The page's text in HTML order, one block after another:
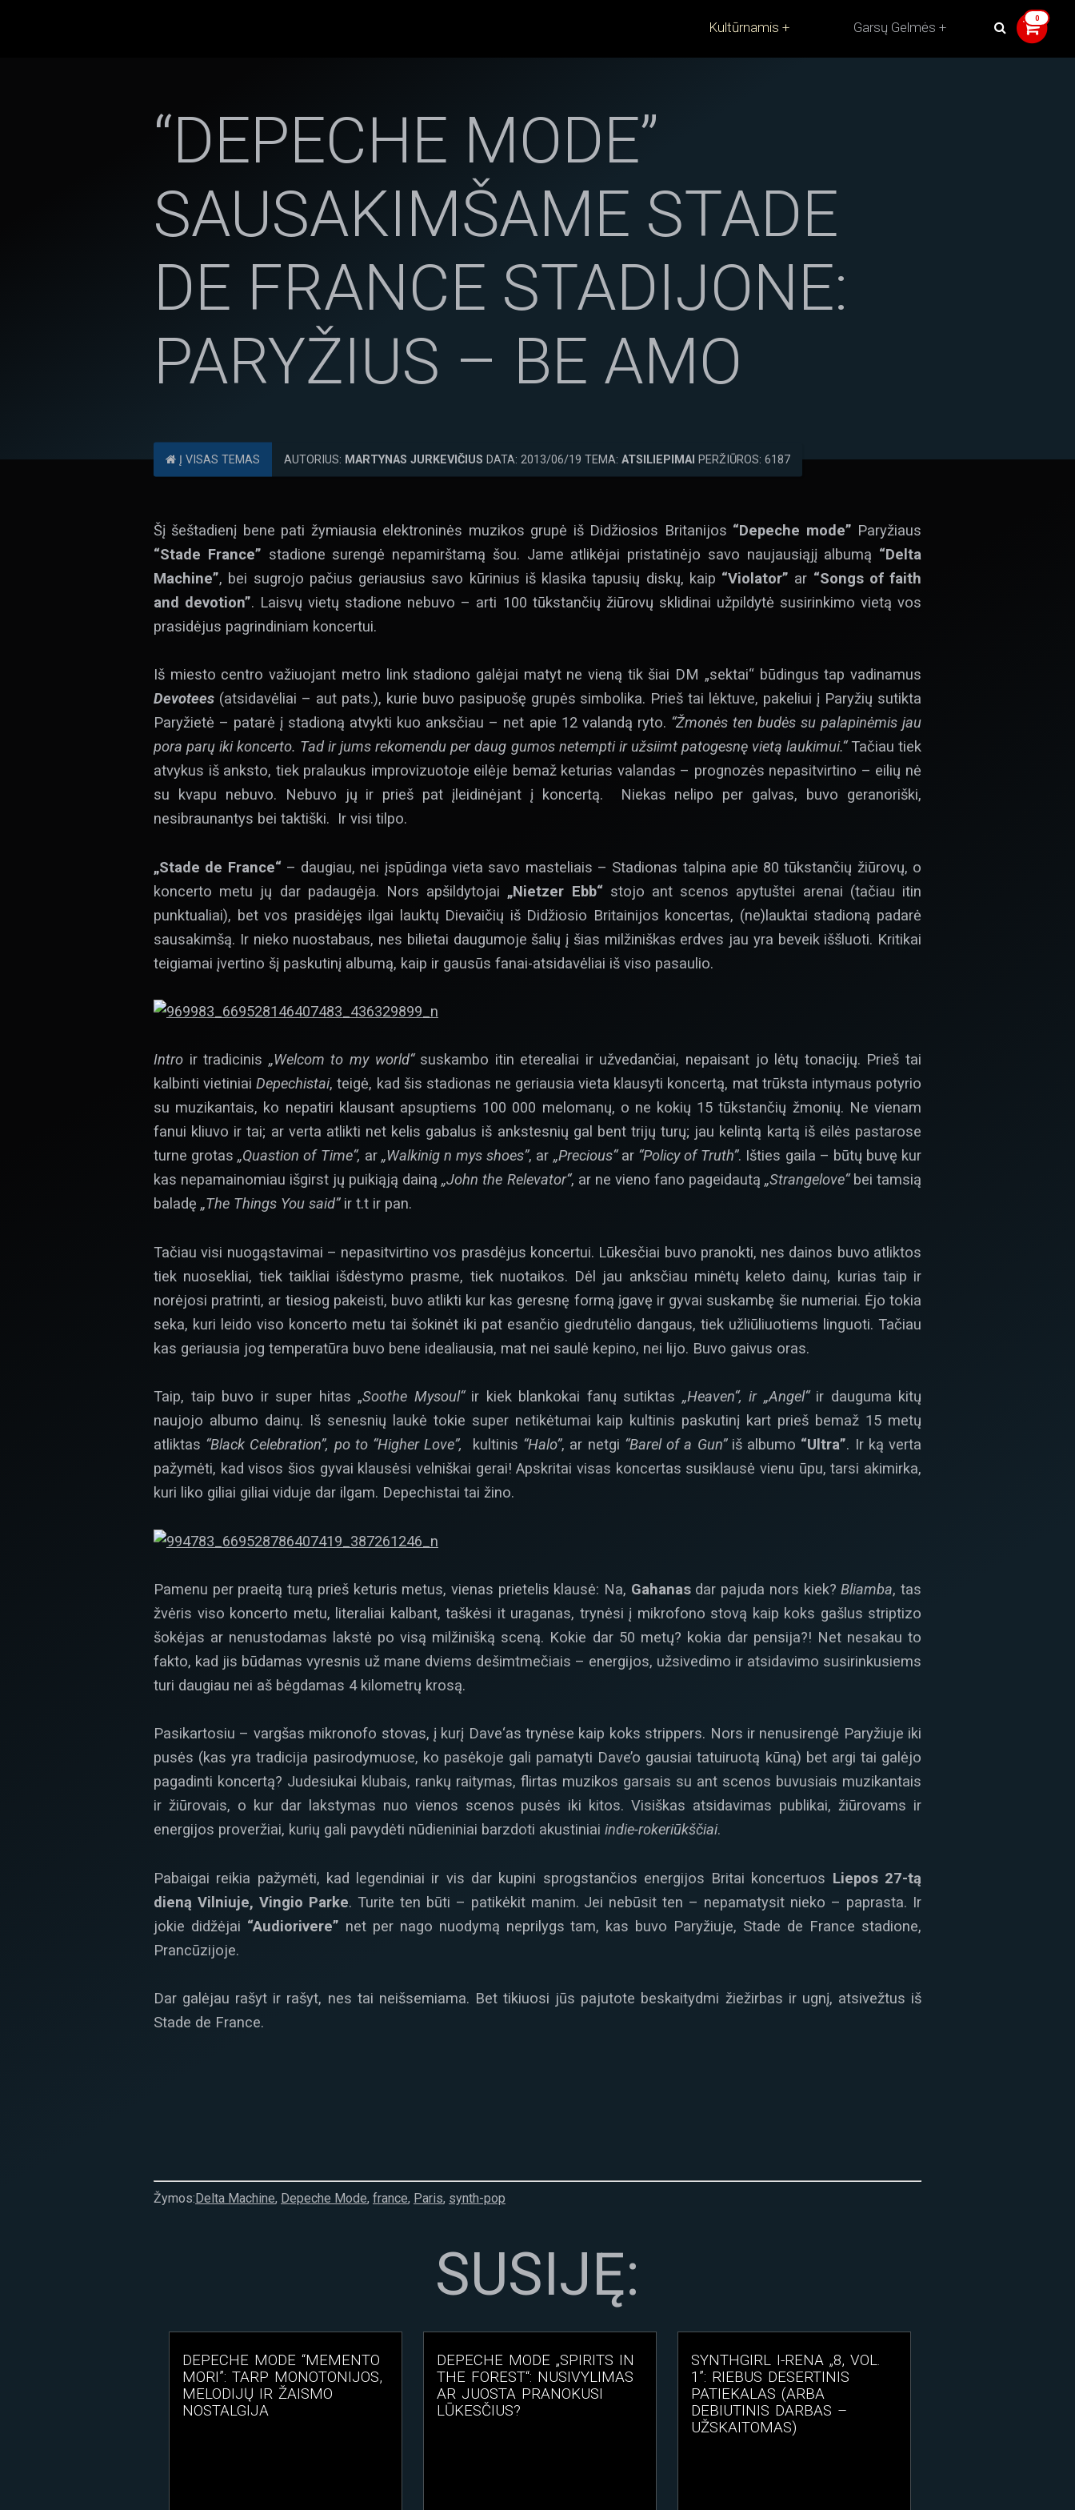
Kultūrnamis Garsų Gelmės
“DEPECHE MODE”
SAUSAKIMŠAME STADE
DE FRANCE STADIJONE:
PARYŽIUS – BE AMO
Į VISAS TEMAS AUTORIUS: MARTYNAS JURKEVIČIUS DATA: 2013/06/19 TEMA: ATSILIEPIMAI PERŽIŪROS: 6187
Šį šeštadienį bene pati žymiausia elektroninės muzikos grupė iš Didžiosios Britanijos “Depeche mode” Paryžiaus
“Stade France” stadione surengė nepamirštamą šou. Jame atlikėjai pristatinėjo savo naujausiąjį albumą “Delta
Machine”, bei sugrojo pačius geriausius savo kūrinius iš klasika tapusių diskų, kaip “Violator” ar “Songs of faith
and devotion”. Laisvų vietų stadione nebuvo – arti 100 tūkstančių žiūrovų sklidinai užpildytė susirinkimo vietą vos
prasidėjus pagrindiniam koncertui.
Iš miesto centro važiuojant metro link stadiono galėjai matyt ne vieną tik šiai DM „sektai“ būdingus tap vadinamus
Devotees (atsidavėliai – aut pats.), kurie buvo pasipuošę grupės simbolika. Prieš tai lėktuve, pakeliui į Paryžių sutikta
Paryžietė – patarė į stadioną atvykti kuo anksčiau – net apie 12 valandą ryto. “Žmonės ten budės su palapinėmis jau
pora parų iki koncerto. Tad ir jums rekomendu per daug gumos netempti ir užsiimt patogesnę vietą laukimui.“Tačiau tiek
atvykus iš anksto, tiek pralaukus improvizuotoje eilėje bemaž keturias valandas – prognozės nepasitvirtino – eilių nė
su kvapu nebuvo. Nebuvo jų ir prieš pat įleidinėjant į koncertą. Niekas nelipo per galvas, buvo geranoriški,
nesibraunantys bei taktiški. Ir visi tilpo.
„Stade de France“– daugiau, nei įspūdinga vieta savo masteliais – Stadionas talpina apie 80 tūkstančių žiūrovų, o
koncerto metu jų dar padaugėja. Nors apšildytojai „Nietzer Ebb“stojo ant scenos apytuštei arenai (tačiau itin
punktualiai), bet vos prasidėjęs ilgai lauktų Dievaičių iš Didžiosio Britainijos koncertas, (ne)lauktai stadioną padarė
sausakimšą. Ir nieko nuostabaus, nes bilietai daugumoje šalių į šias milžiniškas erdves jau yra beveik iššluoti. Kritikai
teigiamai įvertino šį paskutinį albumą, kaip ir gausūs fanai-atsidavėliai iš viso pasaulio.
Intro ir tradicinis „Welcom to my world“suskambo itin eterealiai ir užvedančiai, nepaisant jo lėtų tonacijų. Prieš tai
kalbinti vietiniaiDepechistai, teigė, kad šis stadionas ne geriausia vieta klausyti koncertą, mat trūksta intymaus potyrio
su muzikantais, ko nepatiri klausant apsuptiems 100 000 melomanų, o ne kokių 15 tūkstančių žmonių. Ne vienam
fanui kliuvo ir tai; ar verta atlikti net kelis gabalus iš ankstesnių gal bent trijų turų; jau kelintą kartą iš eilės pastarose
turne grotas„Quastion of Time“, ar „Walkinig n mys shoes”, ar „Precious“ar “Policy of Truth”. Išties gaila – būtų buvę kur
kas nepamainomiau išgirst jų puikiąją dainą„John the Relevator“, ar ne vieno fano pageidautą „Strangelove“bei tamsią
baladę „The Things You said”ir t.t ir pan.
Tačiau visi nuogąstavimai – nepasitvirtino vos prasdėjus koncertui. Lūkesčiai buvo pranokti, nes dainos buvo atliktos
tiek nuosekliai, tiek taikliai išdėstymo prasme, tiek nuotaikos. Dėl jau anksčiau minėtų keleto dainų, kurias taip ir
norėjosi pratrinti, ar tiesiog pakeisti, buvo atlikti kur kas geresnę formą įgavę ir gyvai suskambę šie numeriai. Ėjo tokia
seka, kuri leido viso koncerto metu tai šokinėt iki pat esančio giedrutėlio dangaus, tiek užliūliuotiems linguoti. Tačiau
kas geriausia jog temperatūra buvo bene idealiausia, mat nei saulė kepino, nei lijo. Buvo gaivus oras.
Taip, taip buvo ir super hitas „Soothe Mysoul“ir kiek blankokai fanų sutiktas „Heaven“, ir „Angel“ir dauguma kitų
naujojo albumo dainų. Iš senesnių laukė tokie super netikėtumai kaip kultinis paskutinį kart prieš bemaž 15 metų
atliktas “Black Celebration”, po to “Higher Love”, kultinis “Halo”, ar netgi “Barel of a Gun”iš albumo “Ultra”. Ir ką verta
pažymėti, kad visos šios gyvai klausėsi velniškai gerai! Apskritai visas koncertas susiklausė vienu ūpu, tarsi akimirka,
kuri liko giliai giliai viduje dar ilgam. Depechistai tai žino.
Pamenu per praeitą turą prieš keturis metus, vienas prietelis klausė: Na, Gahanasdar pajuda nors kiek?Bliamba, tas
žvėris viso koncerto metu, literaliai kalbant, taškėsi it uraganas, trynėsi į mikrofono stovą kaip koks gašlus striptizo
šokėjas ar nenustodamas lakstė po visą milžinišką sceną. Kokie dar 50 metų? kokia dar pensija?! Net nesakau to
fakto, kad jis būdamas vyresnis už mane dviems dešimtmečiais – energijos, užsivedimo ir atsidavimo susirinkusiems
turi daugiau nei aš bėgdamas 4 kilometrų krosą.
Pasikartosiu – vargšas mikronofo stovas, į kurį Dave‘as trynėse kaip koks strippers. Nors ir nenusirengė Paryžiuje iki
pusės (kas yra tradicija pasirodymuose, ko pasėkoje gali pamatyti Dave’o gausiai tatuiruotą kūną) bet argi tai galėjo
pagadinti koncertą? Judesiukai klubais, rankų raitymas, flirtas muzikos garsais su ant scenos buvusiais muzikantais
ir žiūrovais, o kur dar lakstymas nuo vienos scenos pusės iki kitos. Visiškas atsidavimas publikai, žiūrovams ir
energijos proveržiai, kurių gali pavydėti nūdieniniai barzdoti akustiniai indie-rokeriūkščiai.
Pabaigai reikia pažymėti, kad legendiniai ir vis dar kupini sprogstančios energijos Britai koncertuos Liepos 27-tą
dieną Vilniuje, Vingio Parke. Turite ten būti – patikėkit manim. Jei nebūsit ten – nepamatysit nieko – paprasta. Ir
jokie didžėjai “Audiorivere” net per nago nuodymą neprilygs tam, kas buvo Paryžiuje, Stade de France stadione,
Prancūzijoje.
Dar galėjau rašyt ir rašyt, nes tai neišsemiama. Bet tikiuosi jūs pajutote beskaitydmi žiežirbas ir ugnį, atsivežtus iš
Stade de France.
Žymos:Delta Machine, Depeche Mode, france, Paris, synth-pop
SUSIJĘ:
DEPECHE MODE “MEMENTO
MORI”: TARP MONOTONIJOS,
MELODIJŲ IR ŽAISMO
NOSTALGIJA
DEPECHE MODE „SPIRITS IN
THE FOREST“: NUSIVYLIMAS
AR JUOSTA PRANOKUSI
LŪKESČIUS?
SYNTHGIRL I-RENA „8, VOL.
1”: RIEBUS DESERTINIS
PATIEKALAS (ARBA
DEBIUTINIS DARBAS –
UŽSKAITOMAS)